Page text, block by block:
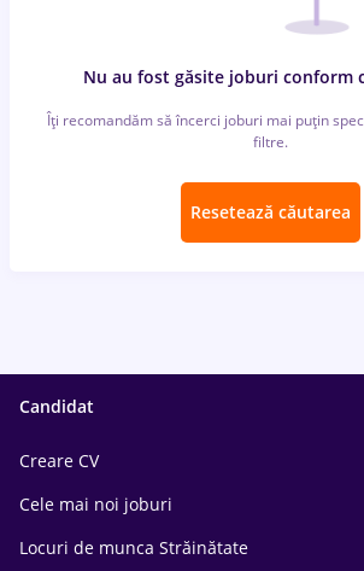
Nu au fost găsite joburi conform
Îți recomandăm să încerci joburi mai puțin
filtre.
Resetează căutarea
Candidat
Creare CV
Cele mai noi joburi
Locuri de munca Străinătate